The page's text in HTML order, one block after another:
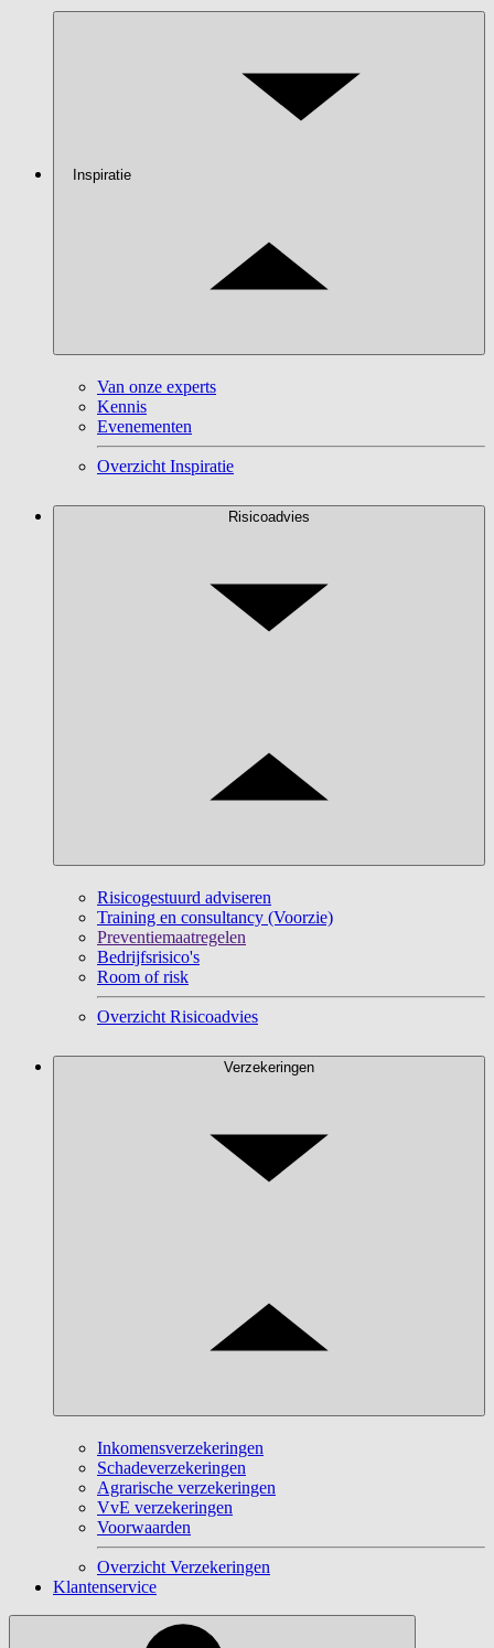
Inspiratie
Van onze experts
Kennis
Evenementen
Overzicht Inspiratie
Risicoadvies
Risicogestuurd adviseren
Training en consultancy (Voorzie)
Preventiemaatregelen
Bedrijfsrisico's
Room of risk
Overzicht Risicoadvies
Verzekeringen
Inkomensverzekeringen
Schadeverzekeringen
Agrarische verzekeringen
VvE verzekeringen
Voorwaarden
Overzicht Verzekeringen
Klantenservice